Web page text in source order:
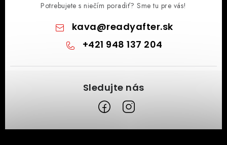
Potrebujete s niečím poradiť? Sme tu pre vás!
kava@readyafter.sk
+421 948 137 204